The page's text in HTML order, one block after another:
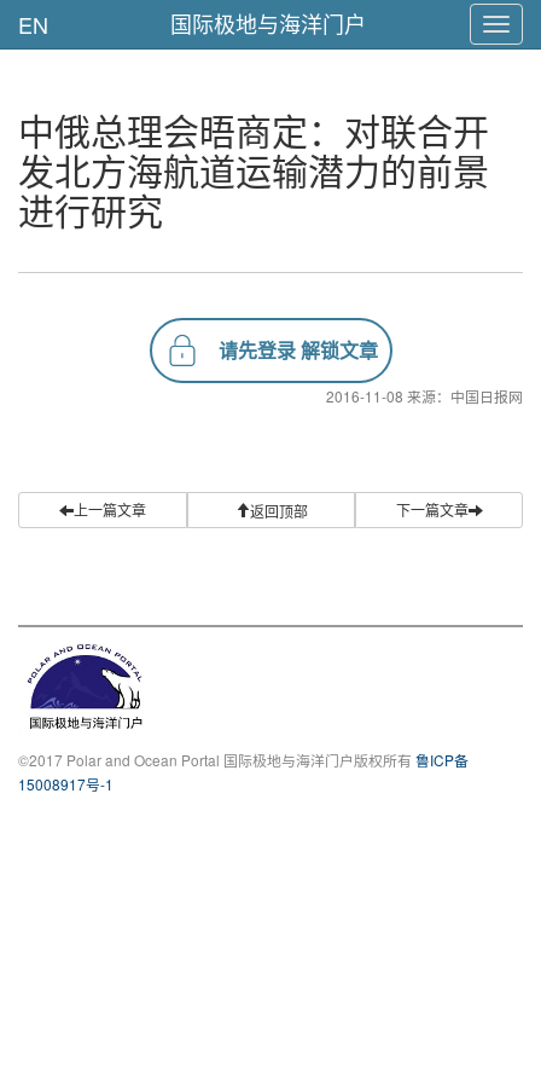
EN 国际极地与海洋门户
中俄总理会晤商定：对联合开
发北方海航道运输潜力的前景
进行研究
请先登录 解锁文章
2016-11-08 来源：中国日报网
上一篇文章 返回顶部 下一篇文章
©2017 Polar and Ocean Portal 国际极地与海洋门户版权所有 鲁ICP备
15008917号-1